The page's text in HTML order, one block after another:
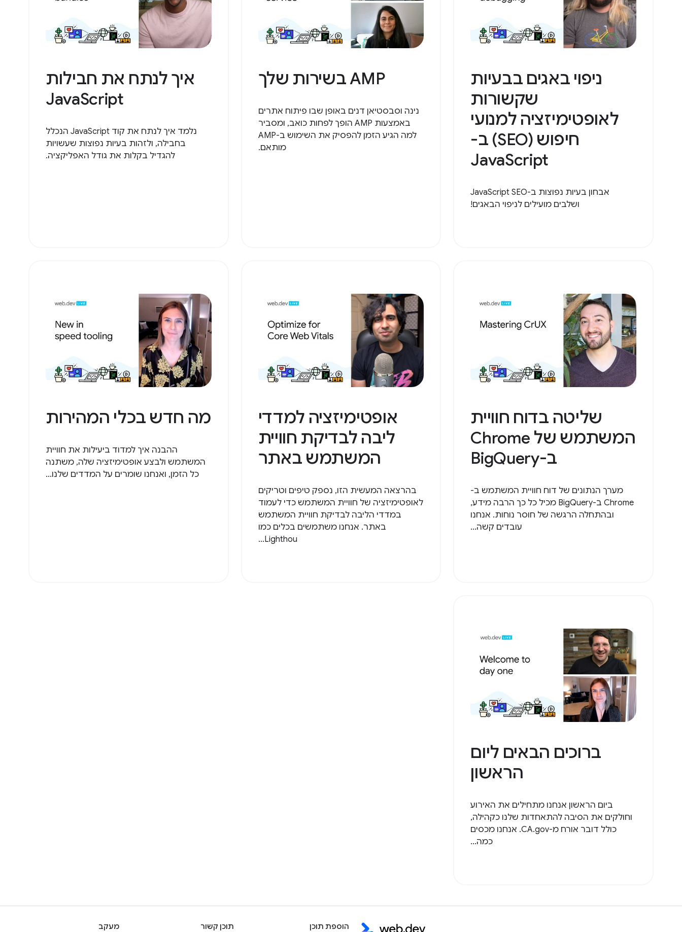
ניפוי באגים בבעיות
שקשורות
לאופטימיזציה למנועי
חיפוש (SEO) ב-
JavaScript
אבחון בעיות נפוצות ב-JavaScript SEO
ושלבים מועילים לניפוי הבאגים!
AMP בשירות שלך
נינה וסבסטיאן דנים באופן שבו פיתוח אתרים
באמצעות AMP הופך לפחות כואב, ומסביר
למה הגיע הזמן להפסיק את השימוש ב-AMP
מותאם.
איך לנתח את חבילות
JavaScript
נלמד איך לנתח את קוד JavaScript הנכלל
בחבילה, ולזהות בעיות נפוצות שעשויות
להגדיל בקלות את גודל האפליקציה.
שליטה בדוח חוויית
המשתמש של Chrome
ב-BigQuery
מערך הנתונים של דוח חוויית המשתמש ב-
Chrome ב-BigQuery מכיל כל כך הרבה מידע,
ובהתחלה הרגשה של חוסר נוחות. אנחנו
עובדים קשה...
אופטימיזציה למדדי
ליבה לבדיקת חוויית
המשתמש באתר
בהרצאה המעשית הזו, נספק טיפים וטריקים
לאופטימיזציה של חוויית המשתמש כדי לעמוד
במדדי הליבה לבדיקת חוויית המשתמש
באתר. אנחנו משתמשים בכלים כמו
Lighthou...
מה חדש בכלי המהירות
ההבנה איך למדוד ביעילות את חוויית
המשתמש ולבצע אופטימיזציה שלה, משתנה
כל הזמן, ואנחנו שומרים על המדדים שלנו...
ברוכים הבאים ליום
הראשון
ביום הראשון אנחנו מתחילים את האירוע
וחולקים את הסיבה להתאחדות שלנו כקהילה,
כולל דובר אורח מ-CA.gov. אנחנו מכסים
כמה...
הוספת תוכן תוכן קשור מעקב